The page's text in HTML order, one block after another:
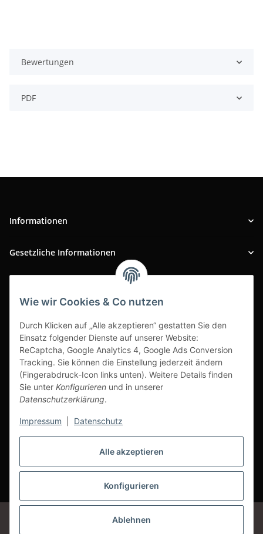
Alle akzeptieren
Konfigurieren
Ablehnen
Wie wir Cookies & Co nutzen
Durch Klicken auf „Alle akzeptieren“ gestatten Sie den
Einsatz folgender Dienste auf unserer Website:
ReCaptcha, Google Analytics 4, Google Ads Conversion
Tracking. Sie können die Einstellung jederzeit ändern
(Fingerabdruck-Icon links unten). Weitere Details finden
Sie unter Konfigurieren und in unserer
Datenschutzerklärung.
Impressum Datenschutz
Bewertungen
PDF
Informationen
Gesetzliche Informationen
Vertrag widerrufen
* Alle Preise inkl. gesetzlicher USt., zzgl.Versand
Google Analytics deaktivieren Status: Opt-Out-Cookie ist nicht gesetzt